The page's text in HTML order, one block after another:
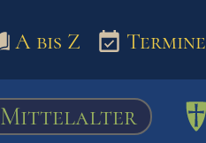
Schulmaterialien
A bis Z Termine
Mittelalter